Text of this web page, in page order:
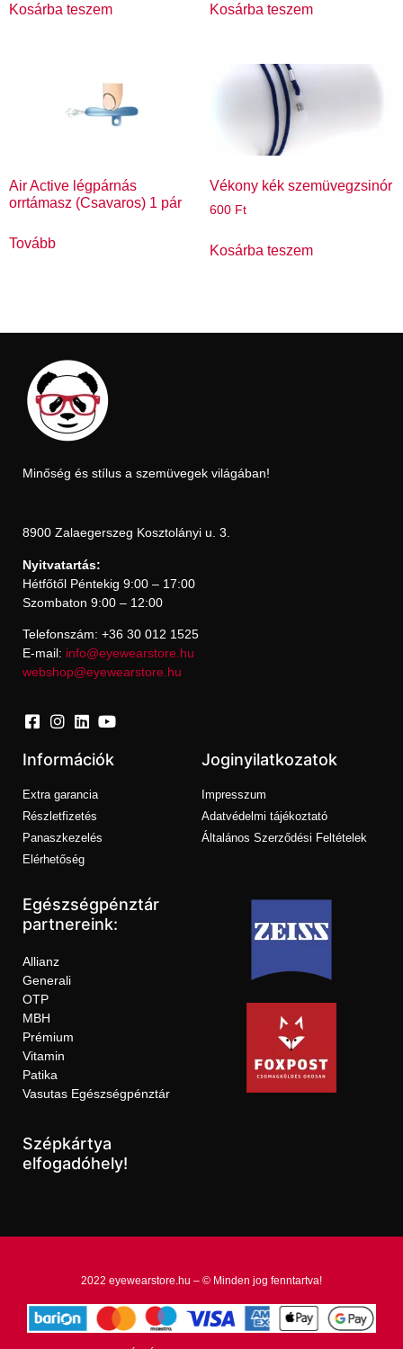
Kosárba teszem Kosárba teszem
Air Active légpárnás
orrtámasz (Csavaros) 1 pár
Tovább
Vékony kék szemüvegzsinór
600 Ft
Kosárba teszem
Minőség és stílus a szemüvegek világában!
8900 Zalaegerszeg Kosztolányi u. 3.
Nyitvatartás:
Hétfőtől Péntekig 9:00 – 17:00
Szombaton 9:00 – 12:00
Telefonszám: +36 30 012 1525
E-mail: info@eyewearstore.hu
webshop@eyewearstore.hu
Információk
Extra garancia
Részletfizetés
Panaszkezelés
Elérhetőség
Joginyilatkozatok
Impresszum
Adatvédelmi tájékoztató
Általános Szerződési Feltételek
Egészségpénztár
partnereink:
Allianz
Generali
OTP
MBH
Prémium
Vitamin
Patika
Vasutas Egészségpénztár
Szépkártya
elfogadóhely!
2022 eyewearstore.hu – © Minden jog fenntartva!